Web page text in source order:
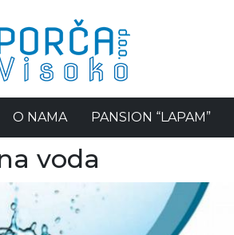
O NAMA PANSION “LAPAM”
voda